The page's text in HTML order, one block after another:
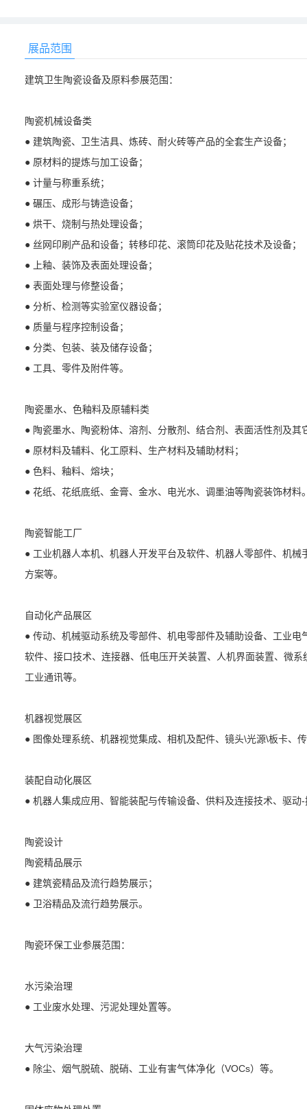
展品范围
建筑卫生陶瓷设备及原料参展范围：
陶瓷机械设备类
● 建筑陶瓷、卫生洁具、炼砖、耐火砖等产品的全套生产设备；
● 原材料的提炼与加工设备；
● 计量与称重系统；
● 碾压、成形与铸造设备；
● 烘干、烧制与热处理设备；
● 丝网印刷产品和设备；转移印花、滚筒印花及贴花技术及设备；
● 上釉、装饰及表面处理设备；
● 表面处理与修整设备；
● 分析、检测等实验室仪器设备；
● 质量与程序控制设备；
● 分类、包装、装及储存设备；
● 工具、零件及附件等。
陶瓷墨水、色釉料及原辅料类
● 陶瓷墨水、陶瓷粉体、溶剂、分散剂、结合剂、表面活性剂及其
● 原材料及辅料、化工原料、生产材料及辅助材料；
● 色料、釉料、熔块；
● 花纸、花纸底纸、金膏、金水、电光水、调墨油等陶瓷装饰材料
陶瓷智能工厂
● 工业机器人本机、机器人开发平台及软件、机器人零部件、机
方案等。
自动化产品展区
● 传动、机械驱动系统及零部件、机电零部件及辅助设备、工业
软件、接口技术、连接器、低电压开关装置、人机界面装置、微
工业通讯等。
机器视觉展区
● 图像处理系统、机器视觉集成、相机及配件、镜头\光源\板卡、
装配自动化展区
● 机器人集成应用、智能装配与传输设备、供料及连接技术、驱动
陶瓷设计
陶瓷精品展示
● 建筑瓷精品及流行趋势展示；
● 卫浴精品及流行趋势展示。
陶瓷环保工业参展范围：
水污染治理
● 工业废水处理、污泥处理处置等。
大气污染治理
● 除尘、烟气脱硫、脱硝、工业有害气体净化（VOCs）等。